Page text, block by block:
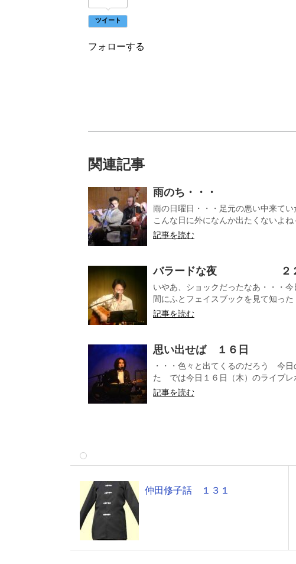
ツイート
フォローする
関連記事
雨のち・・・ ２
雨の日曜日・・・足元の悪い中来て
こんな日に外になんか出たくないよ
記事を読む
バラードな夜 ２２
いやあ、ショックだったなあ・・・
間にふとフェイスブックを見て知った
記事を読む
思い出せば １６日
・・・色々と出てくるのだろう 今
た では今日１６日（木）のライブレ
記事を読む
仲田修子話 １３１